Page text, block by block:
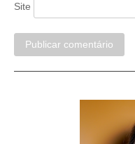
Site